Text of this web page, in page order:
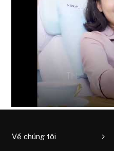
Về chúng tôi